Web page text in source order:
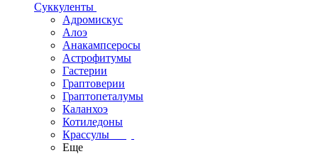
Суккуленты
Адромискус
Алоэ
Анакампсеросы
Астрофитумы
Гастерии
Граптоверии
Граптопеталумы
Каланхоэ
Котиледоны
Крассулы
Еще